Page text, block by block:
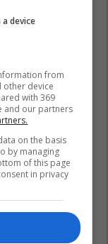
device
from
other device
with 369
and our partners
on the basis
by managing
of this page
in privacy